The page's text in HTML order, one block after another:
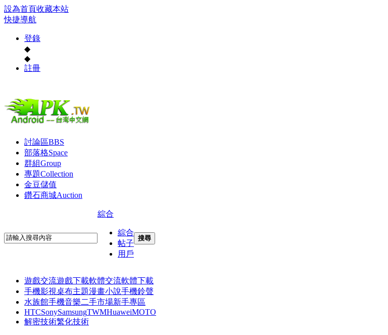
設為首頁收藏本站
快捷導航
登錄
◆
◆
註冊
討論區BBS
部落格Space
群組Group
專題Collection
金豆儲值
鑽石商城Auction
綜合
綜合
帖子
用戶
搜尋
遊戲交流遊戲下載軟體交流軟體下載
手機影視桌布主題漫畫小說手機鈴聲
水族館手機音樂二手市場新手專區
HTCSonySamsungTWMHuaweiMOTO
解密技術繁化技術